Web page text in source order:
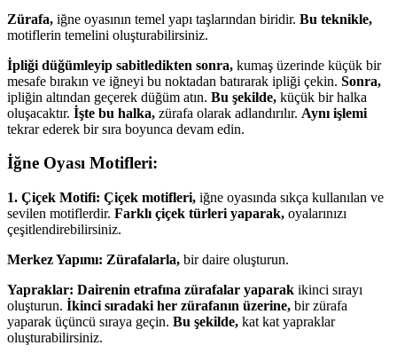
Zürafa, iğne oyasının temel yapı taşlarından biridir. Bu teknikle,
motiflerin temelini oluşturabilirsiniz.
İpliği düğümleyip sabitledikten sonra, kumaş üzerinde küçük bir
mesafe bırakın ve iğneyi bu noktadan batırarak ipliği çekin. Sonra,
ipliğin altından geçerek düğüm atın. Bu şekilde, küçük bir halka
oluşacaktır. İşte bu halka, zürafa olarak adlandırılır. Aynı işlemi
tekrar ederek bir sıra boyunca devam edin.
İğne Oyası Motifleri:
1. Çiçek Motifi: Çiçek motifleri, iğne oyasında sıkça kullanılan ve
sevilen motiflerdir. Farklı çiçek türleri yaparak, oyalarınızı
çeşitlendirebilirsiniz.
Merkez Yapımı: Zürafalarla, bir daire oluşturun.
Yapraklar: Dairenin etrafına zürafalar yaparak ikinci sırayı
oluşturun. İkinci sıradaki her zürafanın üzerine, bir zürafa
yaparak üçüncü sıraya geçin. Bu şekilde, kat kat yapraklar
oluşturabilirsiniz.